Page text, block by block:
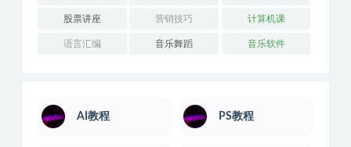
股票讲座 营销技巧 计算机课
语言汇编 音乐舞蹈 音乐软件
AI教程 PS教程